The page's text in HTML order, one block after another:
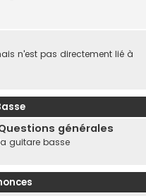
n'est pas directement lié à
générales
guitare basse